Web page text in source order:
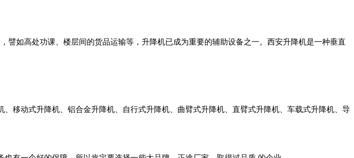
高处功课、楼层间的货品运输等，升降机已成为重要的辅助设备之一。西安升降机是一种垂直
移动式升降机、铝合金升降机、自行式升降机、曲臂式升降机、直臂式升降机、车载式升降机、导